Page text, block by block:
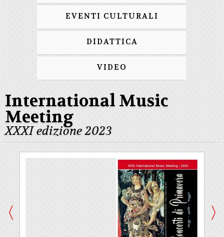
EVENTI CULTURALI
DIDATTICA
VIDEO
International Music
Meeting
XXXI edizione 2023